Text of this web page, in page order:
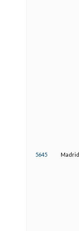
5645 Madrid